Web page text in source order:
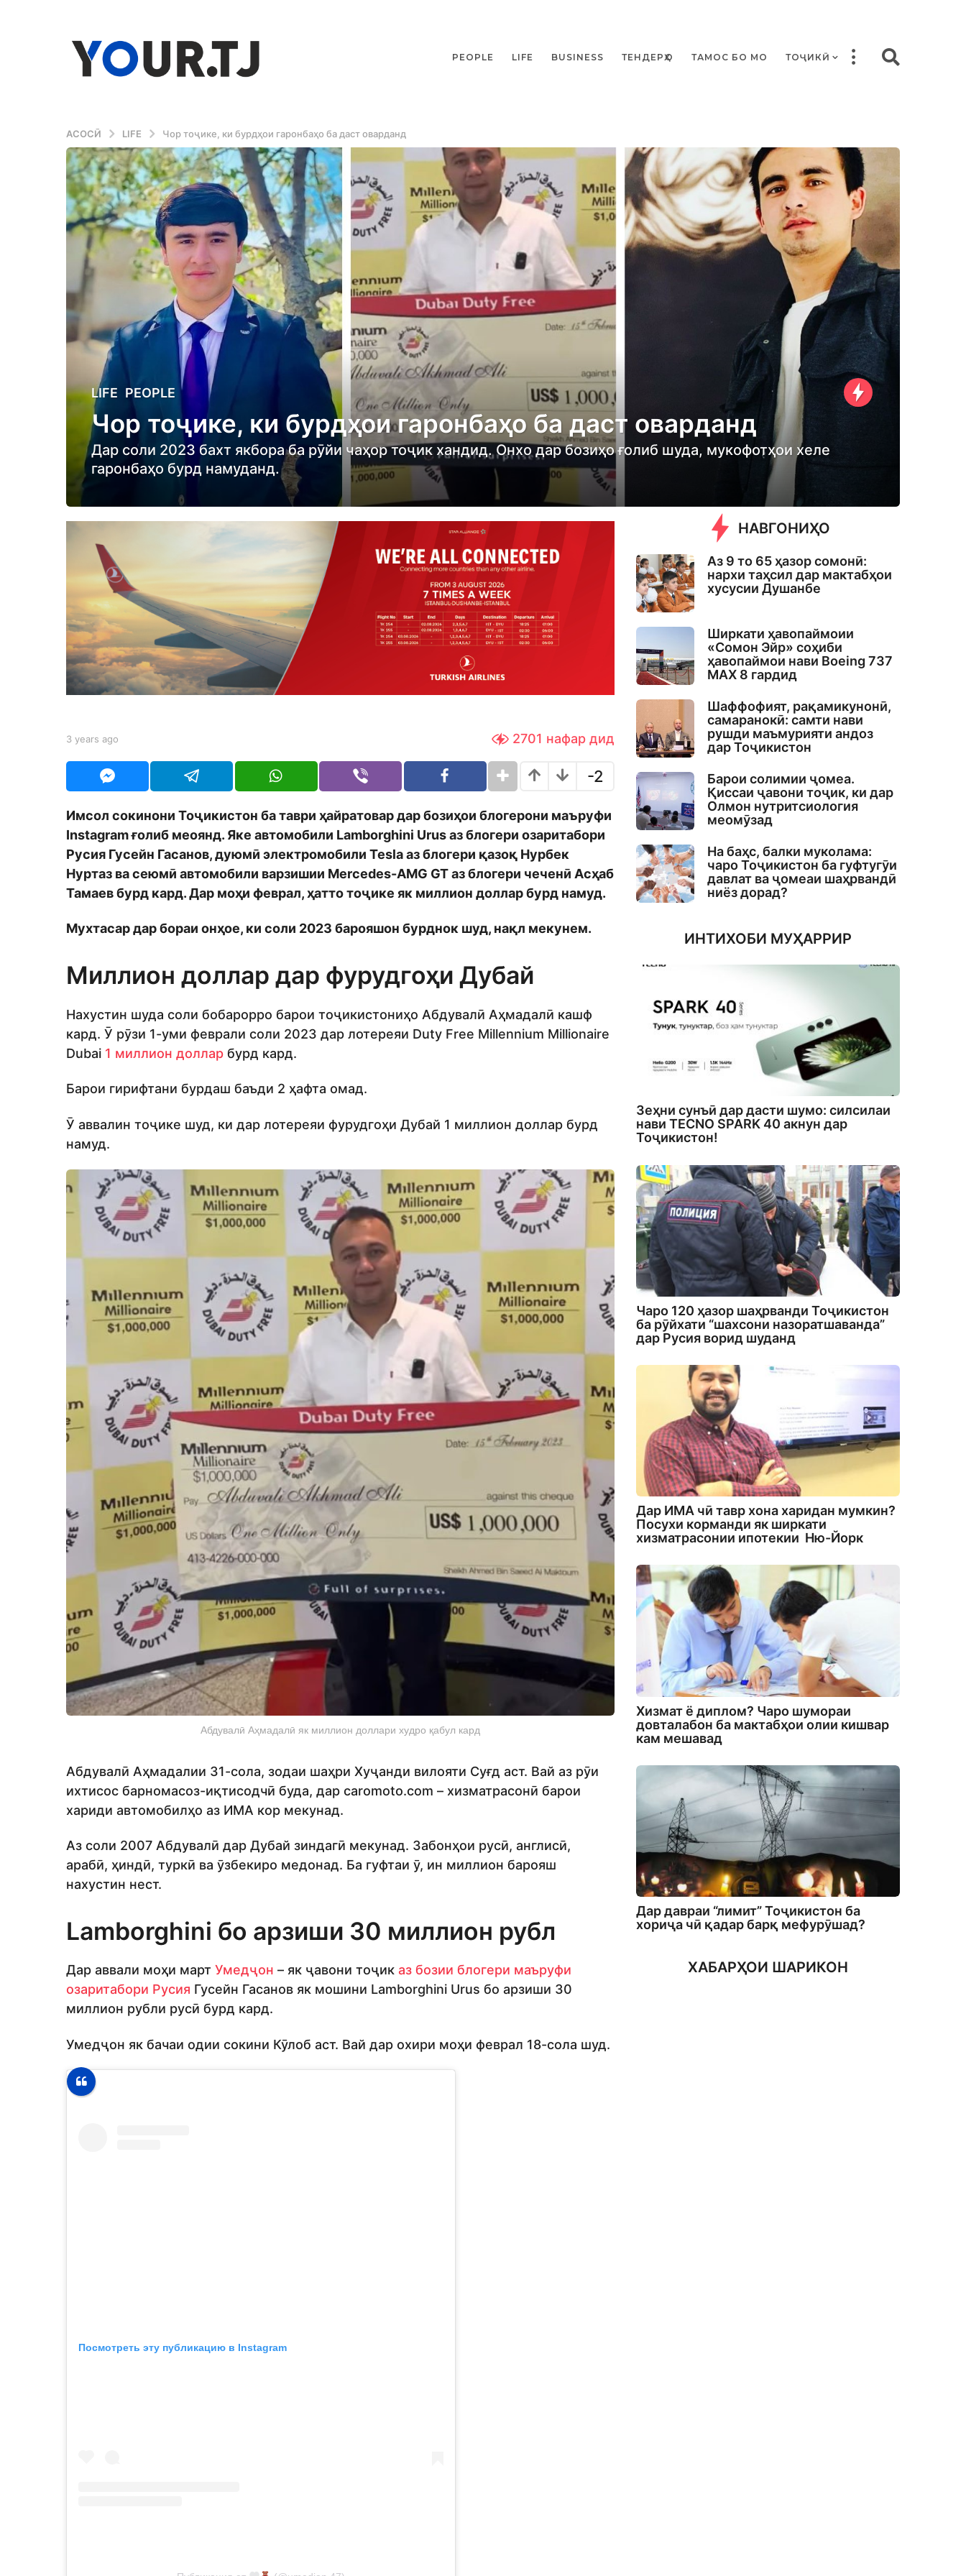
PEOPLE LIFE BUSINESS ТЕНДЕРҲО ТАМОС БО МО ТОҶИКӢ
АСОСӢ LIFE Чор тоҷике, ки бурдҳои гаронбаҳо ба даст оварданд
3
y
e
a
r
a
g
o
y
e
a
r
s
a
g
LIFE ,PEOPLE
Чор тоҷике, ки бурдҳои гаронбаҳо ба даст оварданд
Дар соли 2023 бахт якбора ба рӯйи чаҳор тоҷик хандид. Онхо дар бозиҳо ғолиб шуда, мукофотҳои хеле
гаронбаҳо бурд намуданд.
b
S
o
m
o
n
3 years ago
r
a
g
2701 нафар дид
-2
Имсол сокинони Тоҷикистон ба таври ҳайратовар дар бозиҳои блогерони маъруфи
Instagram ғолиб меоянд. Яке автомобили Lamborghini Urus аз блогери озаритабори
Русия Гусейн Гасанов, дуюмӣ электромобили Tesla аз блогери қазоқ Нурбек
Нуртаз ва сеюмӣ автомобили варзишии Mercedes-AMG GT аз блогери чеченӣ Асҳаб
Тамаев бурд кард. Дар моҳи феврал, ҳатто тоҷике як миллион доллар бурд намуд.
Мухтасар дар бораи онҳое, ки соли 2023 барояшон бурднок шуд, нақл мекунем.
Миллион доллар дар фурудгоҳи Дубай
Нахустин шуда соли бобарорро барои тоҷикистониҳо Абдувалӣ Аҳмадалӣ кашф
кард. Ӯ рӯзи 1-уми феврали соли 2023 дар лотереяи Duty Free Millennium Millionaire
Dubai 1 миллион доллар бурд кард.
Барои гирифтани бурдаш баъди 2 ҳафта омад.
Ӯ аввалин тоҷике шуд, ки дар лотереяи фурудгоҳи Дубай 1 миллион доллар бурд
намуд.
Абдувалӣ Аҳмадалӣ як миллион доллари худро қабул кард
Абдувалӣ Аҳмадалии 31-сола, зодаи шаҳри Хуҷанди вилояти Суғд аст. Вай аз рӯи
ихтисос барномасоз-иқтисодчӣ буда, дар caromoto.com – хизматрасонӣ барои
хариди автомобилҳо аз ИМА кор мекунад.
Аз соли 2007 Абдувалӣ дар Дубай зиндагӣ мекунад. Забонҳои русӣ, англисӣ,
арабӣ, ҳиндӣ, туркӣ ва ӯзбекиро медонад. Ба гуфтаи ӯ, ин миллион барояш
нахустин нест.
Lamborghini бо арзиши 30 миллион рубл
Дар аввали моҳи март Умедҷон – як ҷавони тоҷик аз бозии блогери маъруфи
озаритабори Русия Гусейн Гасанов як мошини Lamborghini Urus бо арзиши 30
миллион рубли русӣ бурд кард.
Умедҷон як бачаи одии сокини Кӯлоб аст. Вай дар охири моҳи феврал 18-сола шуд.
Посмотреть эту публикацию в Instagram
НАВГОНИҲО
Аз 9 то 65 ҳазор сомонӣ:
нархи таҳсил дар мактабҳои
хусусии Душанбе
Ширкати ҳавопаймоии
«Сомон Эйр» соҳиби
ҳавопаймои нави Boeing 737
MAX 8 гардид
Шаффофият, рақамикунонӣ,
самаранокӣ: самти нави
рушди маъмурияти андоз
дар Тоҷикистон
Барои солимии ҷомеа.
Қиссаи ҷавони тоҷик, ки дар
Олмон нутритсиология
меомӯзад
На баҳс, балки муколама:
чаро Тоҷикистон ба гуфтугӯи
давлат ва ҷомеаи шаҳрвандӣ
ниёз дорад?
ИНТИХОБИ МУҲАРРИР
Зеҳни сунъӣ дар дасти шумо: силсилаи
нави TECNO SPARK 40 акнун дар
Тоҷикистон!
Чаро 120 ҳазор шаҳрванди Тоҷикистон
ба рӯйхати “шахсони назоратшаванда”
дар Русия ворид шуданд
Дар ИМА чӣ тавр хона харидан мумкин?
Посухи корманди як ширкати
хизматрасонии ипотекии Ню-Йорк
Хизмат ё диплом? Чаро шумораи
довталабон ба мактабҳои олии кишвар
кам мешавад
Дар давраи “лимит” Тоҷикистон ба
хориҷа чӣ қадар барқ мефурӯшад?
ХАБАРҲОИ ШАРИКОН